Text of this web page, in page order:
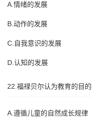
A.情绪的发展
B.动作的发展
C.自我意识的发展
D.认知的发展
22.福禄贝尔认为教育的目的
A.遵循儿童的自然成长规律